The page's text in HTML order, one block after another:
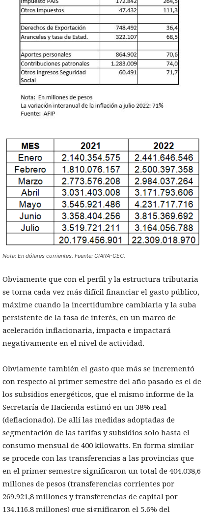
Nota: En dólares corrientes. Fuente: CIARA-CEC.
Obviamente que con el perfil y la estructura tributaria
se torna cada vez más difícil financiar el gasto público,
máxime cuando la incertidumbre cambiaria y la suba
persistente de la tasa de interés, en un marco de
aceleración inflacionaria, impacta e impactará
negativamente en el nivel de actividad.
Obviamente también el gasto que más se incrementó
con respecto al primer semestre del año pasado es el de
los subsidios energéticos, que el mismo informe de la
Secretaría de Hacienda estimó en un 38% real
(deflacionado). De allí las medidas adoptadas de
segmentación de las tarifas y subsidios solo hasta el
consumo mensual de 400 kilowatts. En forma similar
se procede con las transferencias a las provincias que
en el primer semestre significaron un total de 404.038,6
millones de pesos (transferencias corrientes por
269.921,8 millones y transferencias de capital por
134.116,8 millones) que significaron el 5,6% del